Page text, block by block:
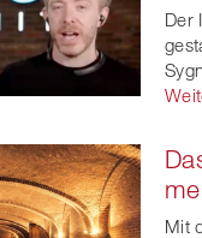
Der
Mit